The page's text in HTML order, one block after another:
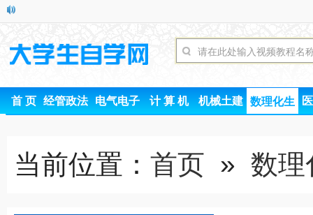
首 页 经管政法 电气电子 计 算 机 机械土建 数理化生
当前位置： 首页 » 数理